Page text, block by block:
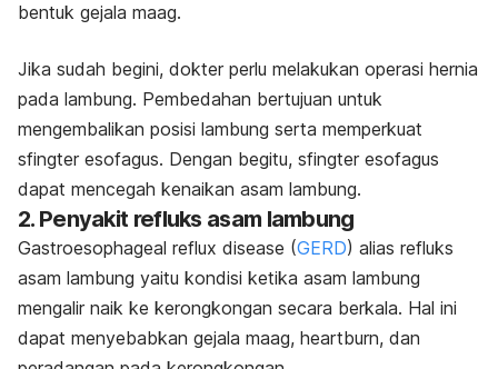
bentuk gejala maag.
Jika sudah begini, dokter perlu melakukan operasi hernia
pada lambung. Pembedahan bertujuan untuk
mengembalikan posisi lambung serta memperkuat
sfingter esofagus. Dengan begitu, sfingter esofagus
dapat mencegah kenaikan asam lambung.
2. Penyakit refluks asam lambung
Gastroesophageal reflux disease (GERD) alias refluks
asam lambung yaitu kondisi ketika asam lambung
mengalir naik ke kerongkongan secara berkala. Hal ini
dapat menyebabkan gejala maag, heartburn, dan